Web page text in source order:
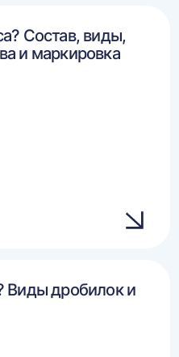
Состав, виды,
и маркировка
Виды дробилок и